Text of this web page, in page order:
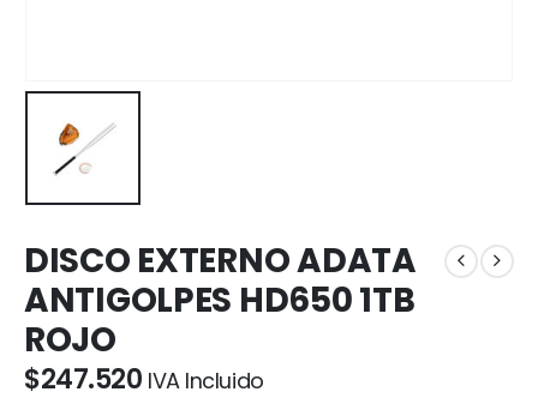
DISCO EXTERNO ADATA
ANTIGOLPES HD650 1TB
ROJO
$247.520 IVA Incluido